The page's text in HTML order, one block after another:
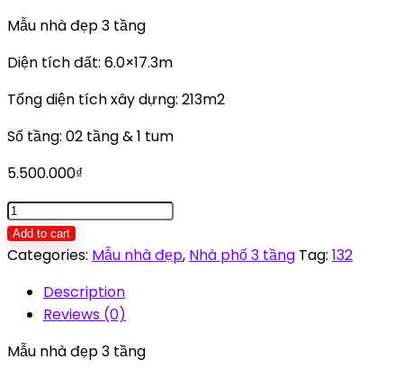
Mẫu nhà đẹp 3 tầng
Diện tích đất: 6.0×17.3m
Tổng diện tích xây dựng: 213m2
Số tầng: 02 tầng & 1 tum
5.500.000₫
Mẫu
nhà
đẹp
tầng
quantity
Add to cart
Categories: Mẫu nhà đẹp, Nhà phố 3 tầng Tag: 132
Description
Reviews (0)
Mẫu nhà đẹp 3 tầng